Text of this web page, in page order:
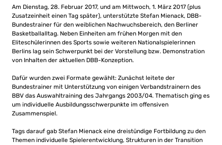
Am Dienstag, 28. Februar 2017, und am Mittwoch, 1. März 2017 (plus
Zusatzeinheit einen Tag später), unterstützte Stefan Mienack, DBB-
Bundestrainer für den weiblichen Nachwuchsbereich, den Berliner
Basketballalltag. Neben Einheiten am frühen Morgen mit den
Eliteschülerinnen des Sports sowie weiteren Nationalspielerinnen
Berlins lag sein Schwerpunkt bei der Vorstellung bzw. Demonstration
von Inhalten der aktuellen DBB-Konzeption.
Dafür wurden zwei Formate gewählt: Zunächst leitete der
Bundestrainer mit Unterstützung von einigen Verbandstrainern des
BBV das Auswahltraining des Jahrgangs 2003/04. Thematisch ging es
um individuelle Ausbildungsschwerpunkte im offensiven
Zusammenspiel.
Tags darauf gab Stefan Mienack eine dreistündige Fortbildung zu den
Themen individuelle Spielerentwicklung, Strukturen in der Transition